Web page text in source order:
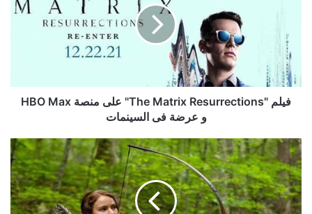
Resurrections"
منصة
HBO
Max
و
عرضة
فيلم "The Matrix Resurrections" على منصة HBO Max
و عرضة فى السينمات
أشهر
البطولات
النسائية
فى
سينما